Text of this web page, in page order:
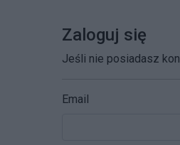
Zaloguj się
Jeśli nie posiadasz
Email